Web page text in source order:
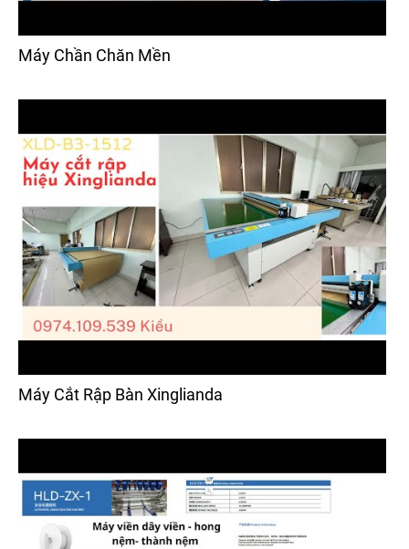
Máy Chần Chăn Mền
Máy Cắt Rập Bàn Xinglianda